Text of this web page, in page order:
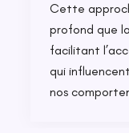
Cette
profond que
facilitant
qui
nos